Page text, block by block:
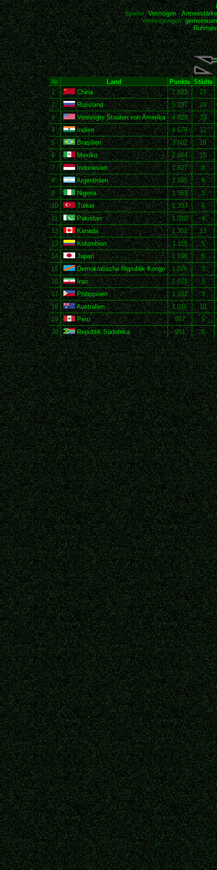
Spieler:Vermögen-Armeestärke
Vereinigungen:
Nr Land Punkte Städte
1
China 7.883 27
2
Russland 5.197
29
3
Vereinigte Staaten von Amerika 4.828
33
4
Indien 4.679 12
5
Brasilien 3.602
16
6
Mexiko 2.464
15
7
Indonesien 1.827
8
8
Argentinien 1.505
8
9
Nigeria 1.353
5
10
Türkei 1.333
6
11
Pakistan 1.310
4
12
Kanada 1.302
13
13
Kolumbien 1.115
5
14
Japan 1.108
6
15
Demokratische Republik Kongo 1.076
3
16
Iran 1.073
5
17
Philippinen 1.032
3
18
Australien 1.016
10
19
Peru 957
5
20
Republik Südafrika 951 5